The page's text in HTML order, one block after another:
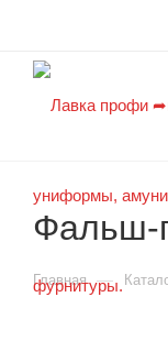
Фальш-
Главная —